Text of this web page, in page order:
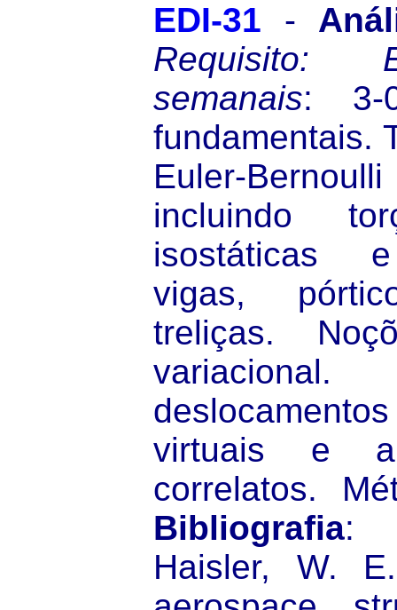
EDI-31 -
Requisito:
semanais: 3-
fundamentais.
Euler-
incluindo
isostáticas
vigas,
treliças.
virtuais e
correlatos.
Bibliografia:
Haisler, W.